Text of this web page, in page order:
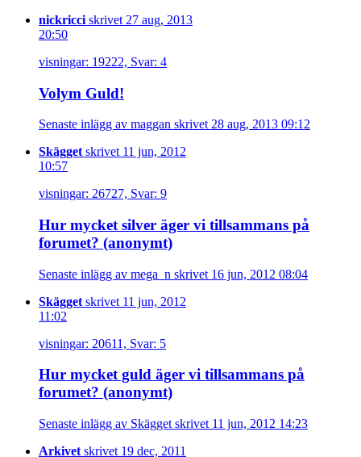
nickricci skrivet 27 aug, 2013
20:50
visningar: 19222, Svar: 4
Volym Guld!
Senaste inlägg av maggan skrivet 28 aug, 2013 09:12
Skägget skrivet 11 jun, 2012
10:57
visningar: 26727, Svar: 9
Hur mycket silver äger vi tillsammans på
forumet? (anonymt)
Senaste inlägg av mega_n skrivet 16 jun, 2012 08:04
Skägget skrivet 11 jun, 2012
11:02
visningar: 20611, Svar: 5
Hur mycket guld äger vi tillsammans på
forumet? (anonymt)
Senaste inlägg av Skägget skrivet 11 jun, 2012 14:23
Arkivet skrivet 19 dec, 2011